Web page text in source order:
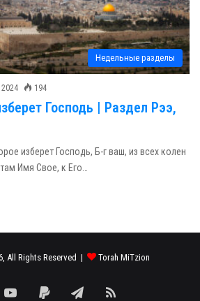
Недельные разделы
2024 194
Господь | Раздел Рээ,
изберет Господь, Б-г ваш, из всех колен
Имя Свое, к Его…
All Rights Reserved | Torah MiTzion
YouTubePaypal Telegram